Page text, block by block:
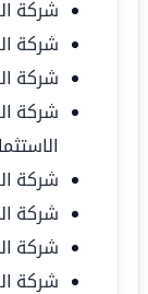
شركة
شركة
شركة
شركة
شركة
شركة
شركة
شركة